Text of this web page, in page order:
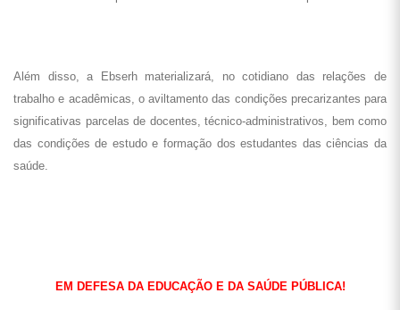
Além disso, a Ebserh materializará, no cotidiano das relações de
trabalho e acadêmicas, o aviltamento das condições precarizantes para
significativas parcelas de docentes, técnico-administrativos, bem como
das condições de estudo e formação dos estudantes das ciências da
saúde.
EM DEFESA DA EDUCAÇÃO E DA SAÚDE PÚBLICA!